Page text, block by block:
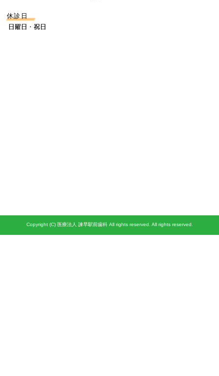
休診日
日曜日・祝日
Copyright (C) 医療法人 諫早駅前歯科 All rights reserved. All rights reserved.